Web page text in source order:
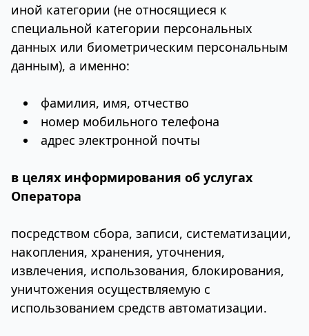
иной категории (не относящиеся к
специальной категории персональных
данных или биометрическим персональным
данным), а именно:
фамилия, имя, отчество
номер мобильного телефона
адрес электронной почты
в целях информирования об услугах
Оператора
посредством сбора, записи, систематизации,
накопления, хранения, уточнения,
извлечения, использования, блокирования,
уничтожения осуществляемую с
использованием средств автоматизации.